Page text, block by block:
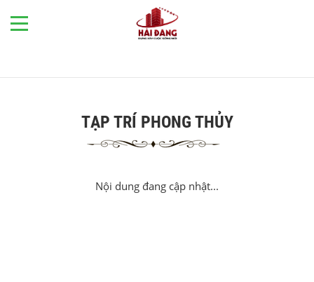
TẠP TRÍ PHONG THỦY
Nội dung đang cập nhật...